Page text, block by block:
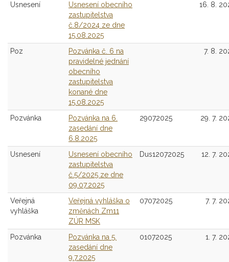
Usnesení
Usnesení obecního
zastupitelstva
č.8/2024 ze dne
15.08.2025
16. 8.
Poz
Pozvánka č. 6 na
pravidelné jednání
obecního
zastupitelstva
konané dne
15.08.2025
7. 8.
Pozvánka
Pozvánka na 6.
zasedání dne
6.8.2025
29072025 29. 7.
Usnesení
Usnesení obecního
zastupitelstva
č.5/2025 ze dne
09.07.2025
Dus12072025 12. 7.
Veřejná
vyhláška
Veřejná vyhláška o
změnách Zm11
ZÚR MSK
07072025 7. 7.
Pozvánka
Pozvánka na 5.
zasedání dne
9.7.2025
01072025 1. 7.